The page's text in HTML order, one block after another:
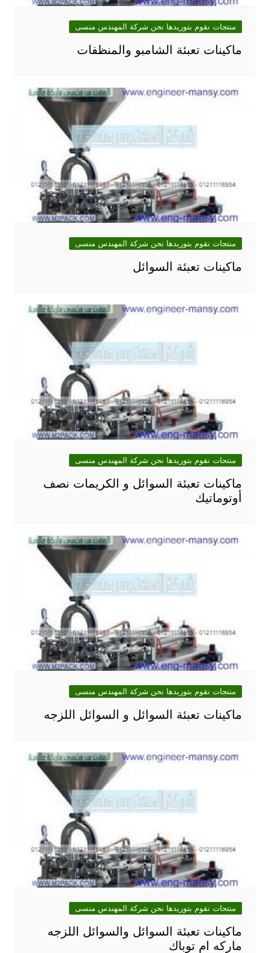
منتجات نقوم بتوريدها نحن شركة المهندس منسى
ماكينات تعبئة الشامبو والمنظفات
منتجات نقوم بتوريدها نحن شركة المهندس منسى
ماكينات تعبئة السوائل
منتجات نقوم بتوريدها نحن شركة المهندس منسى
ماكينات تعبئة السوائل و الكريمات نصف
أوتوماتيك
منتجات نقوم بتوريدها نحن شركة المهندس منسى
ماكينات تعبئة السوائل و السوائل اللزجه
منتجات نقوم بتوريدها نحن شركة المهندس منسى
ماكينات تعبئة السوائل والسوائل اللزجه
ماركه ام توباك